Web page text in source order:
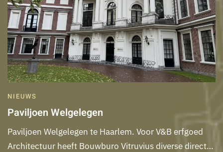
NIEUWS
Paviljoen Welgelegen
Paviljoen Welgelegen te Haarlem. Voor V&B erfgoed
Architectuur heeft Bouwburo Vitruvius diverse direct…